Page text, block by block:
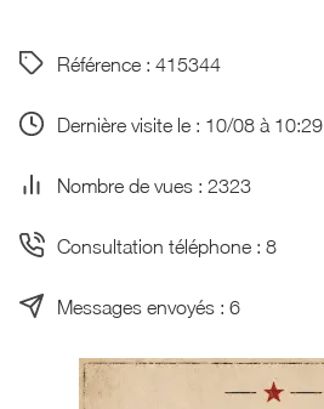
Référence : 415344
Dernière visite le : 10/08 à 10:29
Nombre de vues : 2323
Consultation téléphone : 8
Messages envoyés : 6